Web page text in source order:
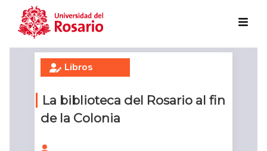
Skip to main content
Libros
La biblioteca del Rosario al fin
de la Colonia